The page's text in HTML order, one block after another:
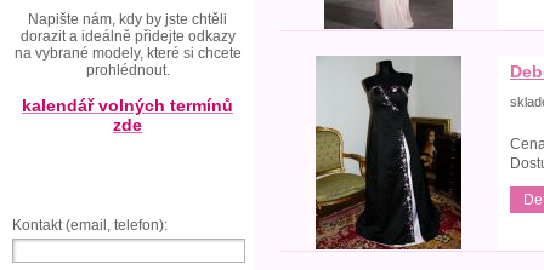
Napište nám, kdy by jste chtěli
dorazit a ideálně přidejte odkazy
na vybrané modely, které si chcete
prohlédnout.
kalendář volných termínů
zde
Kontakt (email, telefon):